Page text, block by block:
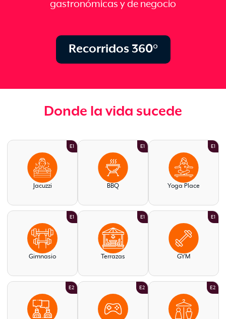
gastronómicas y de negocio
Recorridos 360°
Donde la vida sucede
E1
Jacuzzi
E1
BBQ
E1
Yoga Place
E1
Gimnasio
E1
Terrazas
E1
GYM
E2 E2 E2